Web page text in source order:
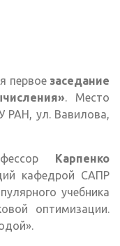
первое заседание
. Место
РАН, ул. Вавилова,
Карпенко
кафедрой САПР
учебника
оптимизации.